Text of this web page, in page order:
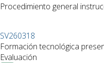
Procedimiento general
SV260318
Formación tecnológica
Evaluación